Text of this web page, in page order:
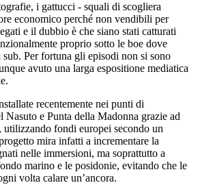
i gattucci - squali di scogliera
economico perché non vendibili per
e il dubbio è che siano stati catturati
proprio sotto le boe dove
sub. Per fortuna gli episodi non si sono
avuto una larga espositione mediatica
recentemente nei punti di
Nasuto e Punta della Madonna grazie ad
fondi europei secondo un
mira infatti a incrementare la
nelle immersioni, ma soprattutto a
marino e le posidonie, evitando che le
volta calare un’ancora.